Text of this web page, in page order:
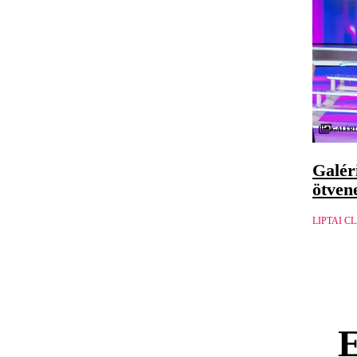
LIPTAI